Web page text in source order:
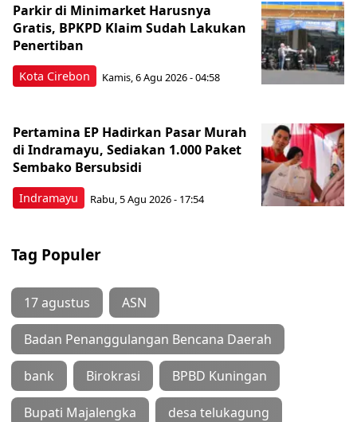
Kota Cirebon
Parkir di Minimarket Harusnya
Gratis, BPKPD Klaim Sudah Lakukan
Penertiban
Kamis, 6 Agu 2026 - 04:58
Indramayu
Pertamina EP Hadirkan Pasar Murah
di Indramayu, Sediakan 1.000 Paket
Sembako Bersubsidi
Rabu, 5 Agu 2026 - 17:54
Tag Populer
17 agustus ASN
Badan Penanggulangan Bencana Daerah
bank Birokrasi BPBD Kuningan
Bupati Majalengka desa telukagung